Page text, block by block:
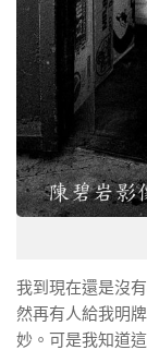
我到現在還是沒
然再有人給我明
妙。可是我知道